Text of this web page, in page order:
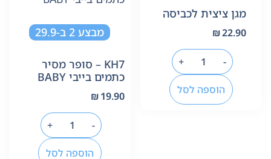
מגן ציצית לכביסה
₪22.90
-
+
הוספה לסל
מבצע 2 ב-29.9
KH7 – סופר מסיר
כתמים בייבי BABY
₪19.90
-
+
הוספה לסל